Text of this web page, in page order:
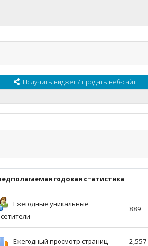
Получить виджет / продать веб-сайт
годовая статистика
Ежегодные уникальные
889
Ежегодный просмотр страниц 2,557